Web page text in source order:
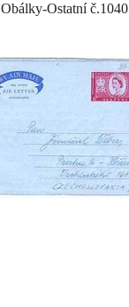
Obálky-Ostatní č.1040